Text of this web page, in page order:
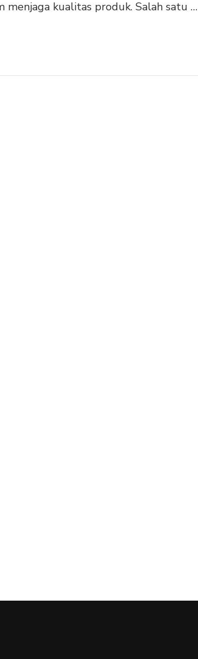
menjaga kualitas produk. Salah satu …